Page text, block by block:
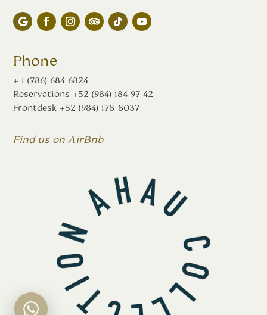
Phone
+ 1 (786) 684 6824
Reservations +52 (984) 184 97 42
Frontdesk +52 (984) 178-8037
Find us on AirBnb